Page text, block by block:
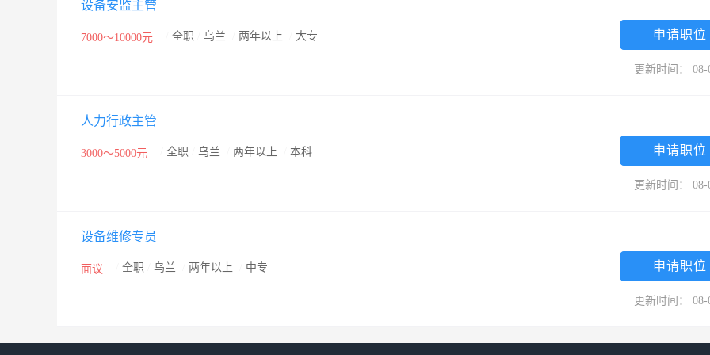
设备安监主管
7000～10000元 全职 乌兰 两年以上 大专 申请职位
更新时间： 08-
人力行政主管
3000～5000元 全职 乌兰 两年以上 本科 申请职位
更新时间： 08-
设备维修专员
面议 全职 乌兰 两年以上 中专 申请职位
更新时间： 08-